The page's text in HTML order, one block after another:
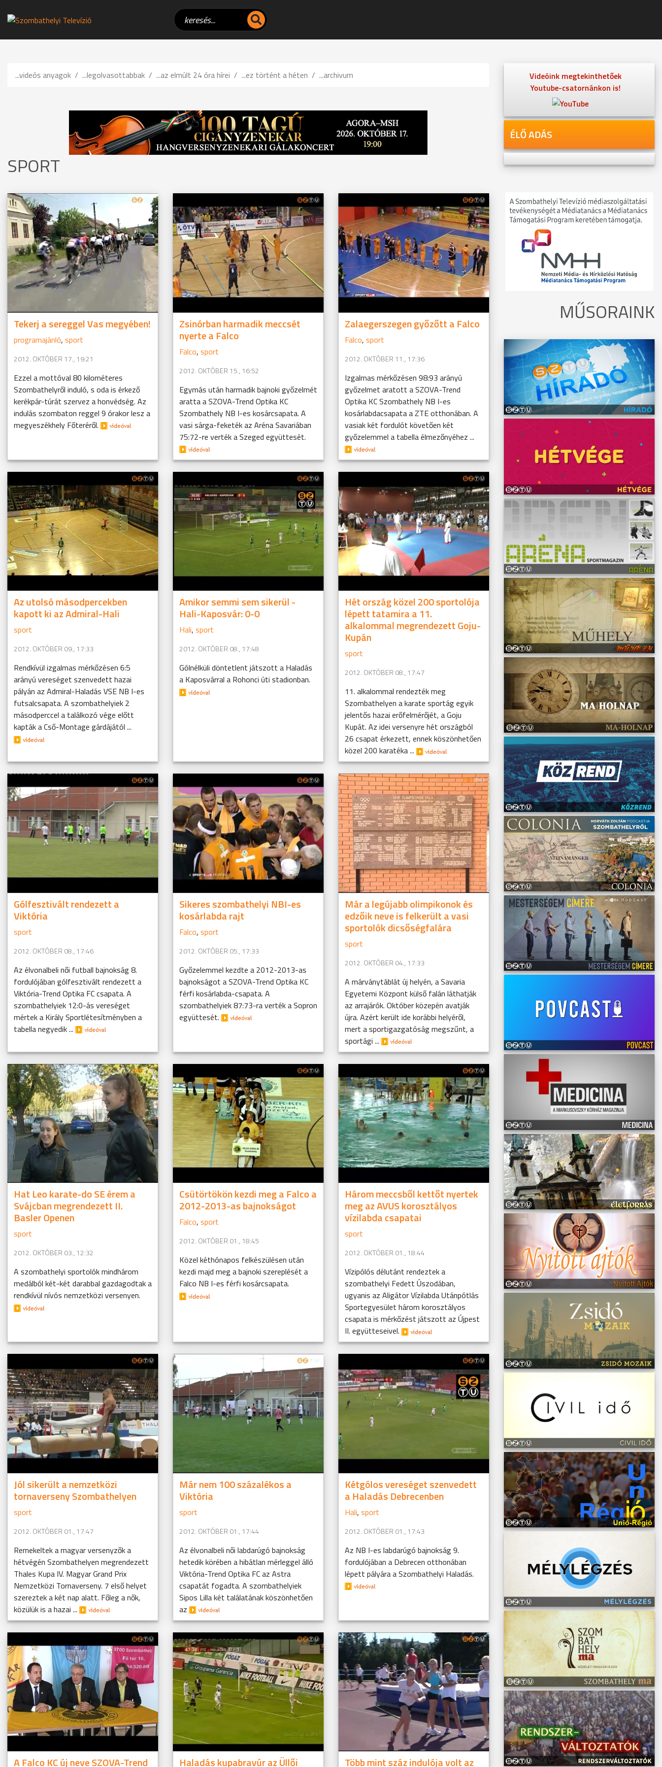
...videós anyagok ...legolvasottabbak ...az elmúlt 24 óra hírei ...ez történt a héten ...archivum
SPORT
Tekerj a sereggel Vas megyében!
programajánló, sport
2012. OKTÓBER 17., 19:21
Ezzel a mottóval 80 kilométeres
Szombathelyről induló, s oda is érkező
kerékpár-túrát szervez a honvédség. Az
indulás szombaton reggel 9 órakor lesz a
megyeszékhely Főteréről.
Zsinórban harmadik meccsét
nyerte a Falco
Falco, sport
2012. OKTÓBER 15., 16:52
Egymás után harmadik bajnoki győzelmét
aratta a SZOVA-Trend Optika KC
Szombathely NB I-es kosárcsapata. A
vasi sárga-feketék az Aréna Savariában
75:72-re verték a Szeged együttesét.
Zalaegerszegen győzőtt a Falco
Falco, sport
2012. OKTÓBER 11., 17:36
Izgalmas mérkőzésen 98:93 arányú
győzelmet aratott a SZOVA-Trend
Optika KC Szombathely NB I-es
kosárlabdacsapata a ZTE otthonában. A
vasiak két fordulót követően két
győzelemmel a tabella élmezőnyéhez ...
Az utolsó másodpercekben
kapott ki az Admiral-Hali
sport
2012. OKTÓBER 09., 17:33
Rendkívül izgalmas mérkőzésen 6:5
arányú vereséget szenvedett hazai
pályán az Admiral-Haladás VSE NB I-es
futsalcsapata. A szombathelyiek 2
másodperccel a találkozó vége előtt
kapták a Cső-Montage gárdájától ...
Amikor semmi sem sikerül -
Hali-Kaposvár: 0-0
Hali, sport
2012. OKTÓBER 08., 17:48
Gólnélküli döntetlent játszott a Haladás
a Kaposvárral a Rohonci úti stadionban.
Hét ország közel 200 sportolója
lépett tatamira a 11.
alkalommal megrendezett Goju-
Kupán
sport
2012. OKTÓBER 08., 17:47
11. alkalommal rendezték meg
Szombathelyen a karate sportág egyik
jelentős hazai erőfelmérőjét, a Goju
Kupát. Az idei versenyre hét országból
26 csapat érkezett, ennek köszönhetően
közel 200 karatéka ...
Gólfesztivált rendezett a
Viktória
sport
2012. OKTÓBER 08., 17:46
Az élvonalbeli női futball bajnokság 8.
fordulójában gólfesztivált rendezett a
Viktória-Trend Optika FC csapata. A
szombathelyiek 12:0-ás vereséget
mértek a Király Sportlétesítményben a
tabella negyedik ...
Sikeres szombathelyi NBI-es
kosárlabda rajt
Falco, sport
2012. OKTÓBER 05., 17:33
Győzelemmel kezdte a 2012-2013-as
bajnokságot a SZOVA-Trend Optika KC
férfi kosárlabda-csapata. A
szombathelyiek 87:73-ra verték a Sopron
együttesét.
Már a legújabb olimpikonok és
edzőik neve is felkerült a vasi
sportolók dicsőségfalára
sport
2012. OKTÓBER 04., 17:33
A márványtáblát új helyén, a Savaria
Egyetemi Központ külső falán láthatják
az arrajárók. Október közepén avatják
újra. Azért került ide korábbi helyéről,
mert a sportigazgatóság megszűnt, a
sportági ...
Hat Leo karate-do SE érem a
Svájcban megrendezett II.
Basler Openen
sport
2012. OKTÓBER 03., 12:32
A szombathelyi sportolók mindhárom
medálból két-két darabbal gazdagodtak a
rendkívül nívós nemzetközi versenyen.
Csütörtökön kezdi meg a Falco a
2012-2013-as bajnokságot
Falco, sport
2012. OKTÓBER 01., 18:45
Közel kéthónapos felkészülésen után
kezdi majd meg a bajnoki szereplését a
Falco NB I-es férfi kosárcsapata.
Három meccsből kettőt nyertek
meg az AVUS korosztályos
vízilabda csapatai
sport
2012. OKTÓBER 01., 18:44
Vízipólós délutánt rendeztek a
szombathelyi Fedett Úszodában,
ugyanis az Aligátor Vízilabda Utánpótlás
Sportegyesület három korosztályos
csapata is mérkőzést játszott az Újpest
II. együtteseivel.
Jól sikerült a nemzetközi
tornaverseny Szombathelyen
sport
2012. OKTÓBER 01., 17:47
Remekeltek a magyar versenyzők a
hétvégén Szombathelyen megrendezett
Thales Kupa IV. Magyar Grand Prix
Nemzetközi Tornaverseny. 7 első helyet
szereztek a két nap alatt. Főleg a nők,
közülük is a hazai ...
Már nem 100 százalékos a
Viktória
sport
2012. OKTÓBER 01., 17:44
Az élvonalbeli női labdarúgó bajnokság
hetedik körében a hibátlan mérleggel álló
Viktória-Trend Optika FC az Astra
csapatát fogadta. A szombathelyiek
Sipos Lilla két találatának köszönhetően
az
Kétgólos vereséget szenvedett
a Haladás Debrecenben
Hali, sport
2012. OKTÓBER 01., 17:43
Az NB I-es labdarúgó bajnokság 9.
fordulójában a Debrecen otthonában
lépett pályára a Szombathelyi Haladás.
A Falco KC új neve SZOVA-Trend Haladás kupabravúr az Üllői Több mint száz indulója volt az
Videóink megtekinthetőek
Youtube-csatornánkon is!
ÉLŐ ADÁS
MŰSORAINK